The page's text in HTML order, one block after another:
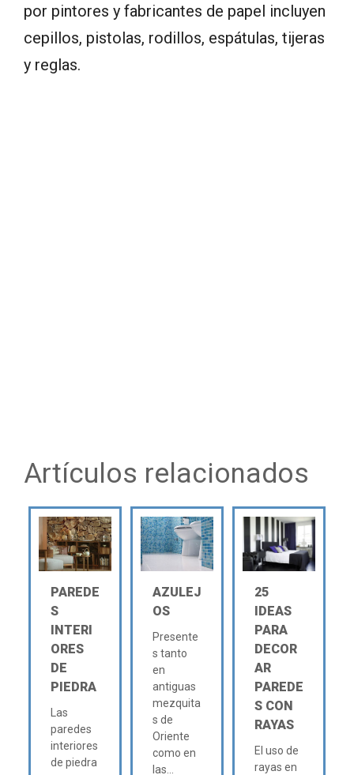
por pintores y fabricantes de papel incluyen
cepillos, pistolas, rodillos, espátulas, tijeras
y reglas.
Artículos relacionados
PAREDE
S
INTERI
ORES
DE
PIEDRA
Las
paredes
interiores
de piedra
AZULEJ
OS
Presente
s tanto
en
antiguas
mezquita
s de
Oriente
como en
las...
25
IDEAS
PARA
DECOR
AR
PAREDE
S CON
RAYAS
El uso de
rayas en